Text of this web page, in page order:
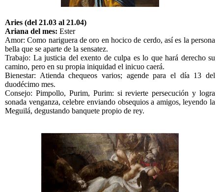
Aries (del 21.03 al 21.04)
Ariana del mes: Ester
Amor:Como nariguera de oro en hocico de cerdo,así es la persona
bella que se aparte de la sensatez.
Trabajo: La justicia del exento de culpa es lo que hará derecho su
camino, pero en su propia iniquidad el inicuo caerá.
Bienestar: Atienda chequeos varios; agende para el día 13 del
duodécimo mes.
Consejo: Pimpollo, Purim, Purim: si revierte persecución y logra
sonada venganza, celebre enviando obsequios a amigos, leyendo la
Meguilá, degustando banquete propio de rey.